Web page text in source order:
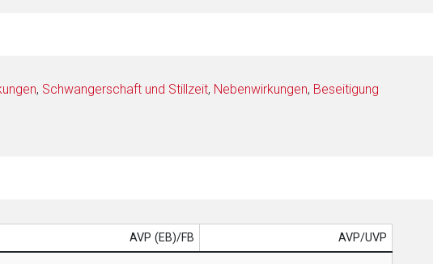
, Schwangerschaft und Stillzeit, Nebenwirkungen, Beseitigung
AVP (EB)/FB AVP/UVP